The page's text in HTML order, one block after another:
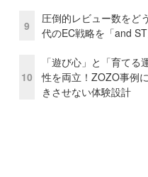
9
圧倒的レビュー数をど
代のEC戦略を「and
10
「遊び心」と「育てる
性を両立！ZOZO事例
きさせない体験設計